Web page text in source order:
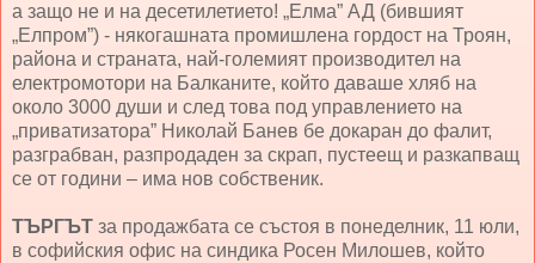
а защо не и на десетилетието! „Елма” АД (бившият
„Елпром”) - някогашната промишлена гордост на Троян,
района и страната, най-големият производител на
електромотори на Балканите, който даваше хляб на
около 3000 души и след това под управлението на
„приватизатора” Николай Банев бе докаран до фалит,
разграбван, разпродаден за скрап, пустеещ и разкапващ
се от години – има нов собственик.
ТЪРГЪТ за продажбата се състоя в понеделник, 11 юли,
в софийския офис на синдика Росен Милошев, който